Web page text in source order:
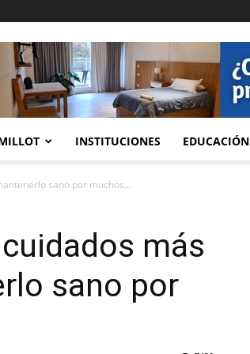
INSTITUCIONES EDUCACIÓN
sano por muchos...
más
sano por